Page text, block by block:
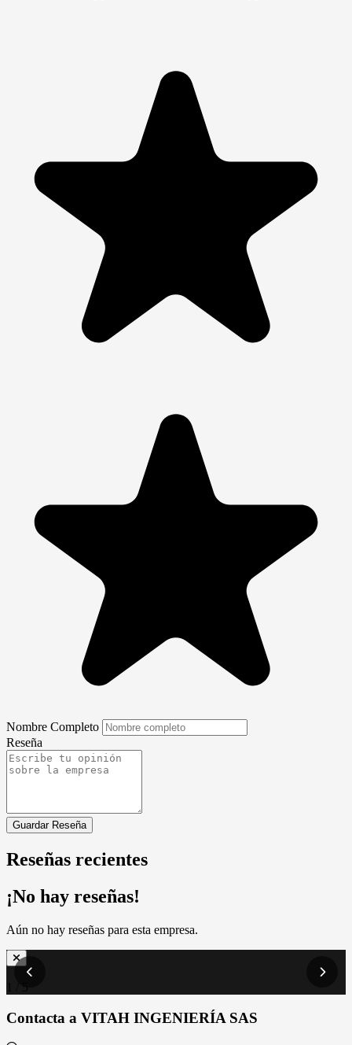
Nombre Completo
Reseña
Guardar Reseña
Reseñas recientes
¡No hay reseñas!
Aún no hay reseñas para esta empresa.
1 / 5
Contacta a VITAH INGENIERÍA SAS